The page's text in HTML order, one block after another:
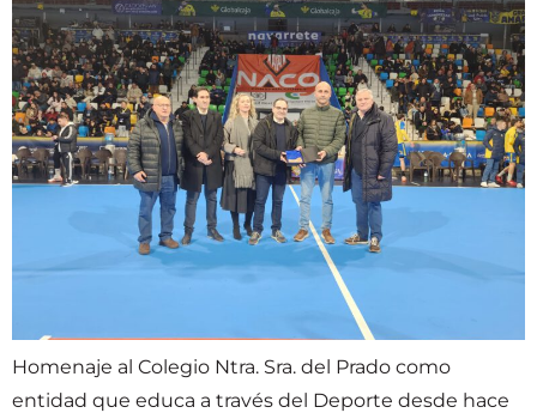
Homenaje al Colegio Ntra. Sra. del Prado como
entidad que educa a través del Deporte desde hace